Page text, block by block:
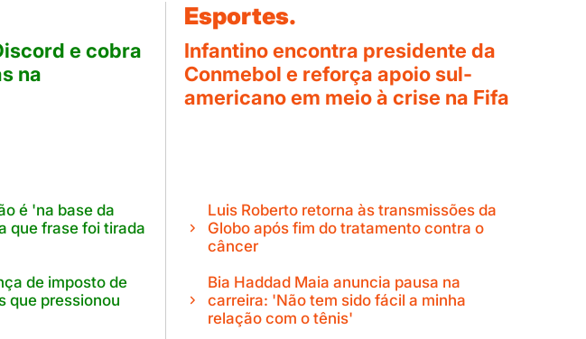
e cobra
na
é 'na base da
que frase foi tirada
de imposto de
que pressionou
Esportes.
Infantino encontra presidente da
Conmebol e reforça apoio sul-
americano em meio à crise na Fifa
Luis Roberto retorna às transmissões da
Globo após fim do tratamento contra o
câncer
Bia Haddad Maia anuncia pausa na
carreira: 'Não tem sido fácil a minha
relação com o tênis'